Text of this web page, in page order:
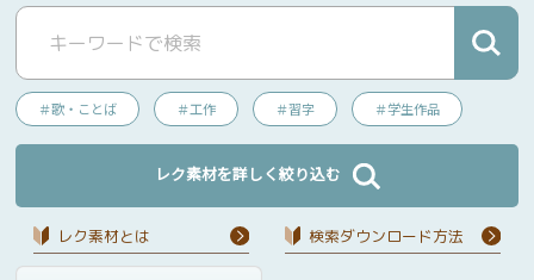
＃歌・ことば ＃工作 ＃習字 ＃学生作品
レク素材を詳しく絞り込む
レク素材とは 検索ダウンロード⽅法